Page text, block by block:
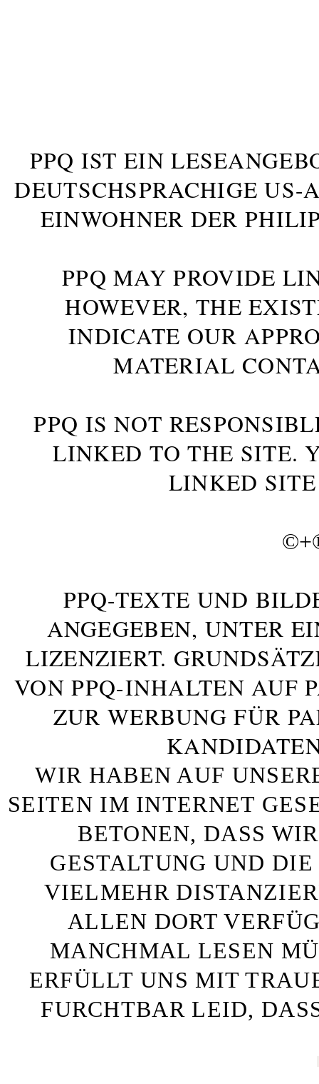
PPQ IST EIN
DEUTSCHSPRACHIGE US-
INWOHNER DER
PPQ MAY PROVIDE
HOWEVER, THE
INDICATE OUR
MATERIAL
PPQ IS NOT
LINKED TO THE SITE.
LINKED
©+
PPQ-TEXTE UND
ANGEGEBEN, UNTER
LIZENZIERT.
VON PPQ-INHALTEN AUF
ZUR WERBUNG FÜR
WIR HABEN AUF
SEITEN IM INTERNET
BETONEN, DASS
GESTALTUNG UND
VIELMEHR
ALLEN DORT
MANCHMAL LESEN
ERFÜLLT UNS MIT
FURCHTBAR LEID,